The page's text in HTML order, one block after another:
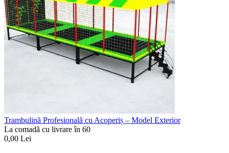
Trambulină Profesională cu Acoperiș – Model Exterior
La comadã cu livrare în 60
0,00 Lei